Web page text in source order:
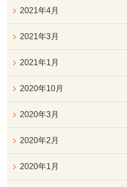
2021年4月
2021年3月
2021年1月
2020年10月
2020年3月
2020年2月
2020年1月